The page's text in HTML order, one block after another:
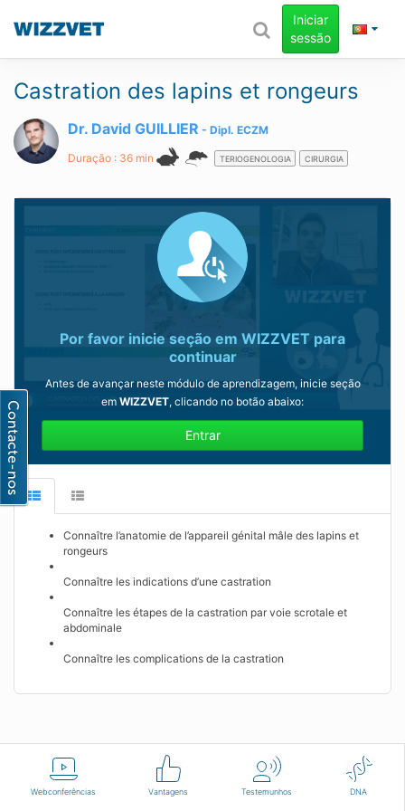
Webconferências Vantagens Testemunhos DNA
Iniciar
sessão
Castration des lapins et rongeurs
Dr. David GUILLIER Dipl. ECZM
Duração : 36 min TERIOGENOLOGIA CIRURGIA
Por favor inicie seção em WIZZVET para
continuar
Antes de avançar neste módulo de aprendizagem, inicie seção
em WIZZVET, clicando no botão abaixo:
Entrar
Connaître l’anatomie de l’appareil génital mâle des lapins et
rongeurs
Connaître les indications d’une castration
Connaître les étapes de la castration par voie scrotale et
abdominale
Connaître les complications de la castration
Português Termos de Utilização Contacte-nos